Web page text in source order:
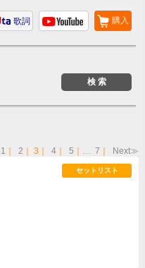
購入
歌詞
1 ｜ 2 ｜ 3 ｜ 4 ｜ 5 ｜… 7 ｜ Next≫
セットリスト